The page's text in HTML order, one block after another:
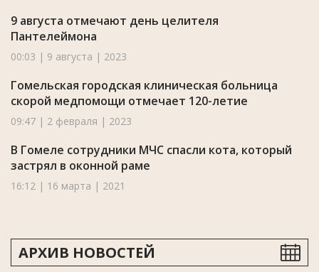
9 августа отмечают день целителя
Пантелеймона
00:03 | 9 августа | 2023
Гомельская городская клиническая больница
скорой медпомощи отмечает 120-летие
09:47 | 2 февраля | 2023
В Гомеле сотрудники МЧС спасли кота, который
застрял в оконной раме
16:12 | 16 марта | 2021
АРХИВ НОВОСТЕЙ